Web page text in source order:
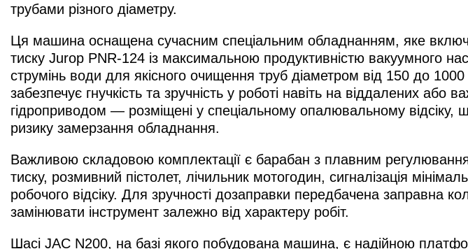
трубами різного діаметру.
Ця машина оснащена сучасним спеціальним обладнанням, яке
тиску Jurop PNR-124 із максимальною продуктивністю
струмінь води для якісного очищення труб діаметром від 150 до
забезпечує гнучкість та зручність у роботі навіть на віддалених
гідроприводом — розміщені у спеціальному опалювальному відсіку,
ризику замерзання обладнання.
Важливою складовою комплектації є барабан з плавним
тиску, розмивний пістолет, лічильник мотогодин, сигналізація
робочого відсіку. Для зручності дозаправки передбачена заправна
замінювати інструмент залежно від характеру робіт.
Шасі JAC N200, на базі якого побудована машина, є надійною